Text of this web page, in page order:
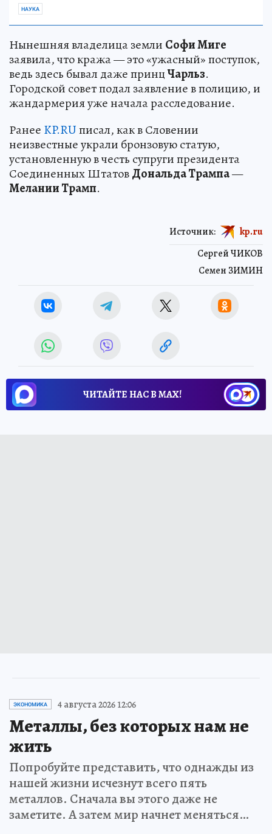
НАУКА
Нынешняя владелица земли Софи Миге
заявила, что кража — это «ужасный» поступок,
ведь здесь бывал даже принцЧарльз.
Городской совет подал заявление в полицию, и
жандармерия уже начала расследование.
Ранее KP.RUписал, как в Словении
неизвестные украли бронзовую статую,
установленную в честь супруги президента
Соединенных ШтатовДональда Трампа—
Мелании Трамп.
Сергей ЧИКОВ
Семен ЗИМИН
Источник: kp.ru
ЧИТАЙТЕ НАС В МАХ!
ЭКОНОМИКА 4 августа 2026 12:06
Металлы, без которых нам не
жить
Попробуйте представить, что однажды из
нашей жизни исчезнут всего пять
металлов. Сначала вы этого даже не
заметите. А затем мир начнет меняться…